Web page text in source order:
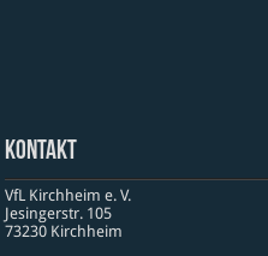
Kontakt
VfL Kirchheim e. V.
Jesinger­str. 105
73230 Kirch­heim